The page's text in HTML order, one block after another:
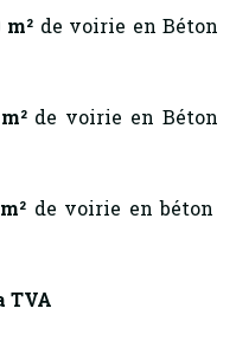
m² de voirie en Béton
de voirie en Béton
de voirie en béton
TVA